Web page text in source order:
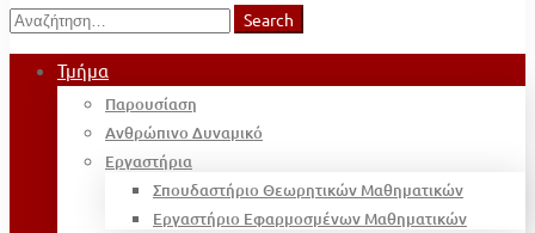
Search
for:
Search
Τμήμα
Παρουσίαση
Ανθρώπινο Δυναμικό
Εργαστήρια
Σπουδαστήριο Θεωρητικών Μαθηματικών
Εργαστήριο Εφαρμοσμένων Μαθηματικών